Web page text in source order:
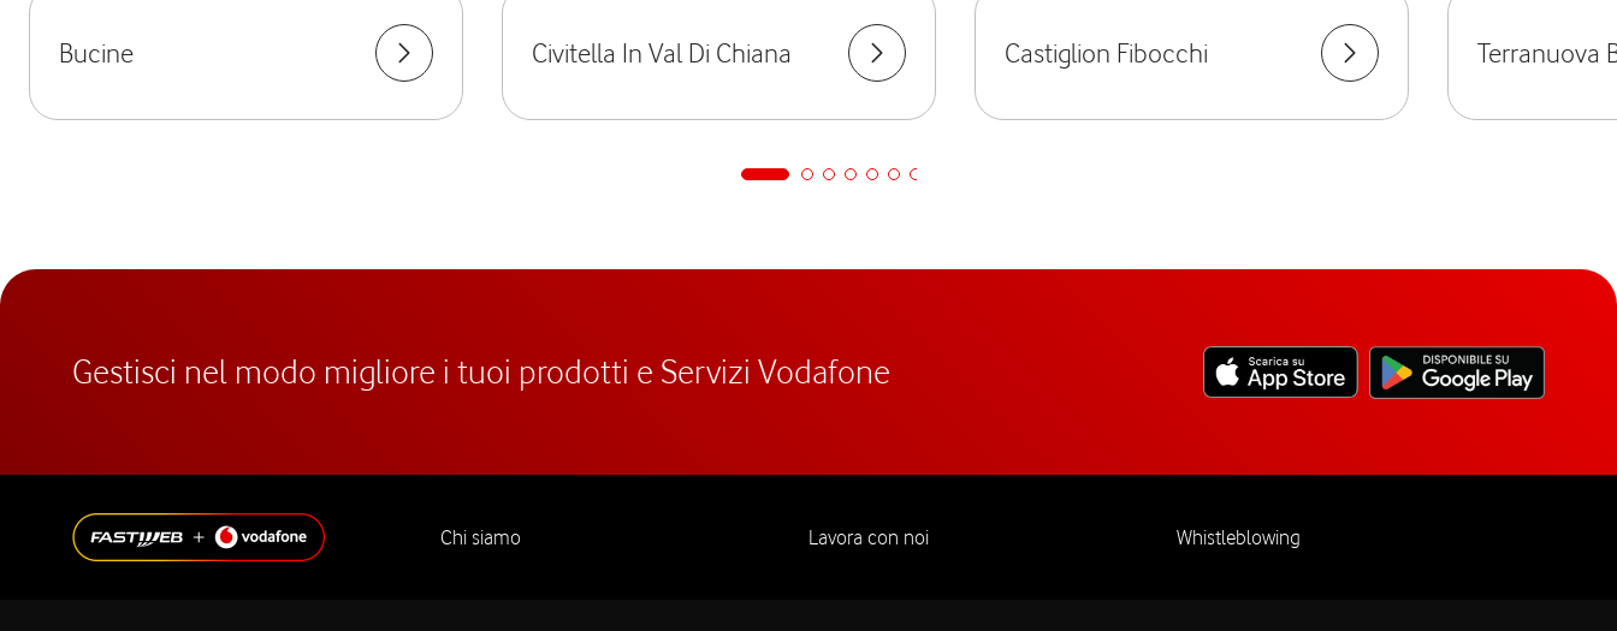
Bucine Civitella In Val Di Chiana Castiglion Fibocchi Terranuova
Gestisci nel modo migliore i tuoi prodotti e Servizi Vodafone
Chi siamo Lavora con noi Whistleblowing